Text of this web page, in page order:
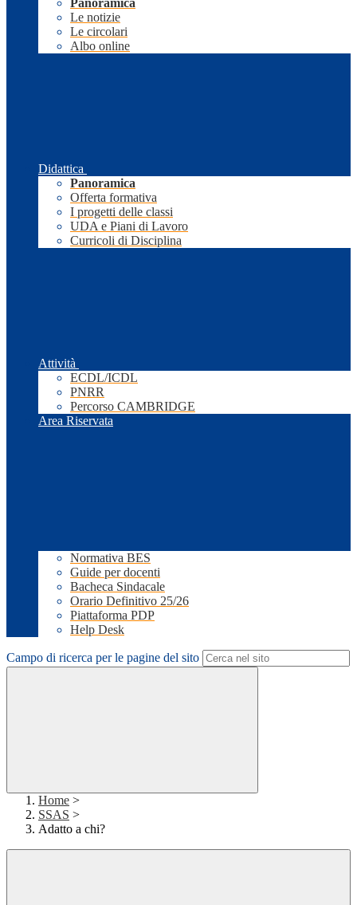
Panoramica
Le notizie
Le circolari
Albo online
Didattica
Panoramica
Offerta formativa
I progetti delle classi
UDA e Piani di Lavoro
Curricoli di Disciplina
Attività
ECDL/ICDL
PNRR
Percorso CAMBRIDGE
Area Riservata
Normativa BES
Guide per docenti
Bacheca Sindacale
Orario Definitivo 25/26
Piattaforma PDP
Help Desk
Campo di ricerca per le pagine del sito
Home >
SSAS >
Adatto a chi?